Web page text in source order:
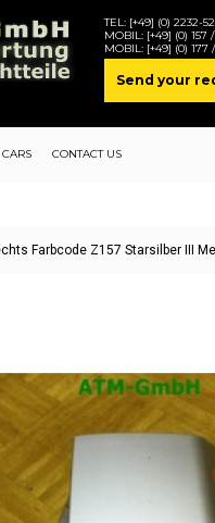
TEL: [+49] (0) 2232-
MOBIL: [+49] (0) 157
MOBIL: [+49] (0) 177
Send your
CONTACT US
Farbcode Z157 Starsilber III